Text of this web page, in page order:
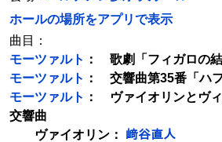
ホールの場所をアプリで表示
曲目：
モーツァルト ： 歌劇「フィガロの
モーツァルト ： 交響曲第35番「ハフ
モーツァルト ： ヴァイオリンとヴ
交響曲
ヴァイオリン： 﨑谷直人